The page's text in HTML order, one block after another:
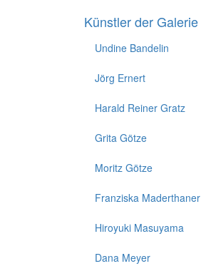
Künstler der Galerie
Undine Bandelin
Jörg Ernert
Harald Reiner Gratz
Grita Götze
Moritz Götze
Franziska Maderthaner
Hiroyuki Masuyama
Dana Meyer